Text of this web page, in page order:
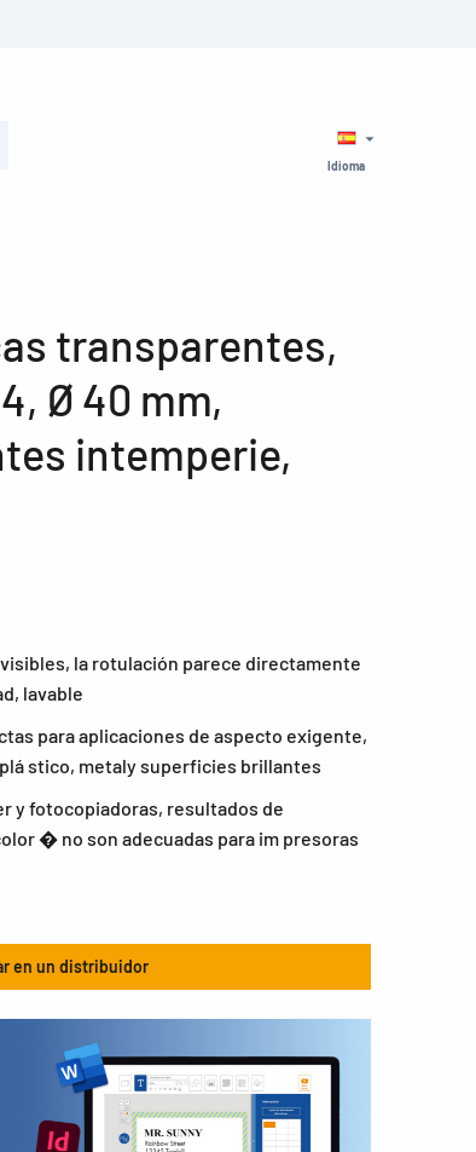
Idioma
transparentes,
Ø 40 mm,
intemperie,
la rotulación parece directamente
lavable
para aplicaciones de aspecto exigente,
stico, metaly superficies brillantes
y fotocopiadoras, resultados de
� no son adecuadas para im presoras
en un distribuidor